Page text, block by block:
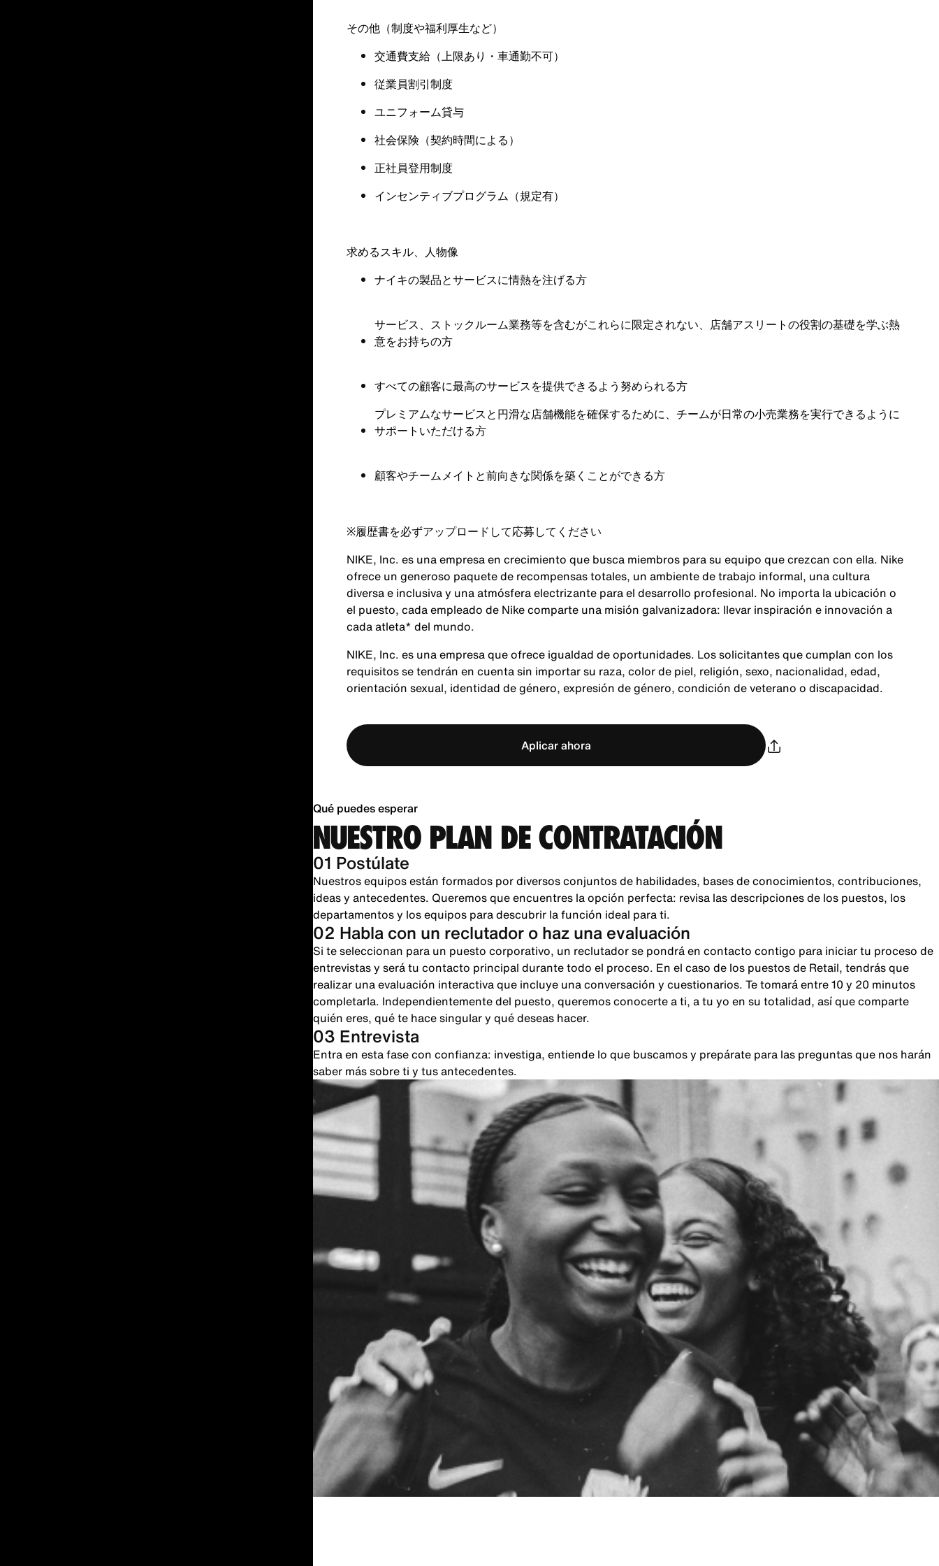
その他（制度や福利厚生など）
交通費支給（上限あり・ 車通勤不可）
従業員割引制度
ユニフォーム貸与
社会保険 （契約時間による）
正社員登用制度
インセンティブプログラム（規定有）
求めるスキル、人物像
ナイキの製品とサービスに情熱を注げる方
サービス、ストックルーム業務等を含むがこれらに限定されない、店舗アスリートの役割の基礎を学ぶ熱
意をお持ちの方
すべての顧客に最高のサービスを提供できるよう努められる方
プレミアムなサービスと円滑な店舗機能を確保するために、チームが日常の小売業務を実行できるように
サポートいただける方
顧客やチームメイトと前向きな関係を築くことができる方
※履歴書を必ずアップロードして応募してください
NIKE, Inc. es una empresa en crecimiento que busca miembros para su equipo que crezcan con ella. Nike
ofrece un generoso paquete de recompensas totales, un ambiente de trabajo informal, una cultura
diversa e inclusiva y una atmósfera electrizante para el desarrollo profesional. No importa la ubicación o
el puesto, cada empleado de Nike comparte una misión galvanizadora: llevar inspiración e innovación a
cada atleta* del mundo.
NIKE, Inc. es una empresa que ofrece igualdad de oportunidades. Los solicitantes que cumplan con los
requisitos se tendrán en cuenta sin importar su raza, color de piel, religión, sexo, nacionalidad, edad,
orientación sexual, identidad de género, expresión de género, condición de veterano o discapacidad.
Aplicar ahora
Qué puedes esperar
NUESTRO PLAN DE CONTRATACIÓN
01 Postúlate
Nuestros equipos están formados por diversos conjuntos de habilidades, bases de conocimientos, contribuciones,
ideas y antecedentes. Queremos que encuentres la opción perfecta: revisa las descripciones de los puestos, los
departamentos y los equipos para descubrir la función ideal para ti.
02 Habla con un reclutador o haz una evaluación
Si te seleccionan para un puesto corporativo, un reclutador se pondrá en contacto contigo para iniciar tu proceso de
entrevistas y será tu contacto principal durante todo el proceso. En el caso de los puestos de Retail, tendrás que
realizar una evaluación interactiva que incluye una conversación y cuestionarios. Te tomará entre 10 y 20 minutos
completarla. Independientemente del puesto, queremos conocerte a ti, a tu yo en su totalidad, así que comparte
quién eres, qué te hace singular y qué deseas hacer.
03 Entrevista
Entra en esta fase con confianza: investiga, entiende lo que buscamos y prepárate para las preguntas que nos harán
saber más sobre ti y tus antecedentes.